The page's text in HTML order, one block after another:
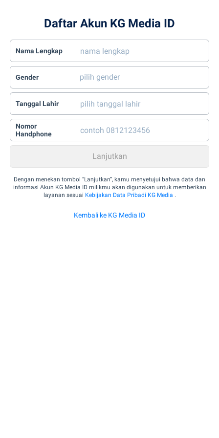
Daftar Akun KG Media ID
Nama Lengkap
Gender
Tanggal Lahir
Nomor
Handphone
Dengan menekan tombol “Lanjutkan”, kamu menyetujui bahwa data dan
informasi Akun KG Media ID milikmu akan digunakan untuk memberikan
layanan sesuai Kebijakan Data Pribadi KG Media .
Kembali ke KG Media ID